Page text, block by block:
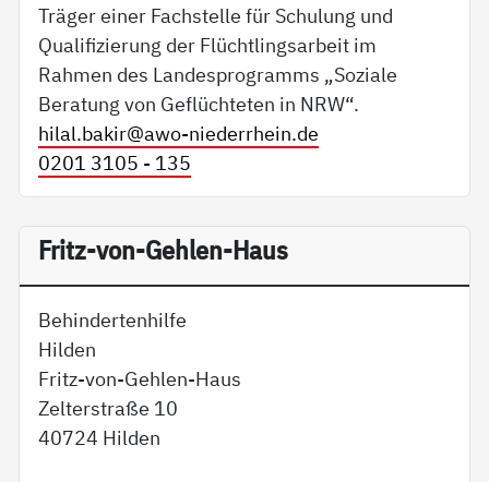
Träger einer Fachstelle für Schulung und
Qualifizierung der Flüchtlingsarbeit im
Rahmen des Landesprogramms „Soziale
Beratung von Geflüchteten in NRW“.
hilal.bakir@awo-niederrhein.de
0201 3105 - 135
Fritz-von-Gehlen-Haus
Behindertenhilfe
Hilden
Fritz-von-Gehlen-Haus
Zelterstraße 10
40724 Hilden